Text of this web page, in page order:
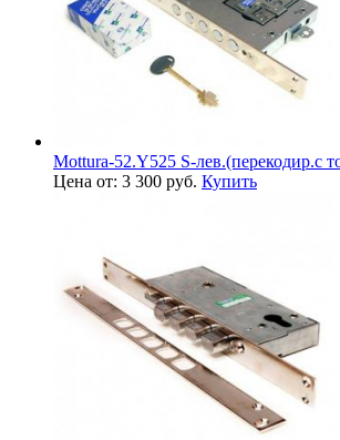
Mottura-52.Y525 S-лев.(перекодир.с
Цена от: 3 300 руб. Купить